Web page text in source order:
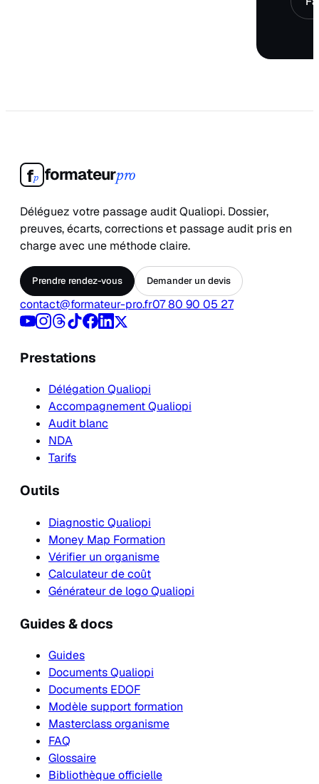
fp formateurpro
Déléguez votre passage audit Qualiopi. Dossier,
preuves, écarts, corrections et passage audit pris en
charge avec une méthode claire.
Prendre rendez-vous Demander un devis
contact@formateur-pro.fr07 80 90 05 27
Prestations
Délégation Qualiopi
Accompagnement Qualiopi
Audit blanc
NDA
Tarifs
Outils
Diagnostic Qualiopi
Money Map Formation
Vérifier un organisme
Calculateur de coût
Générateur de logo Qualiopi
Guides & docs
Guides
Documents Qualiopi
Documents EDOF
Modèle support formation
Masterclass organisme
FAQ
Glossaire
Bibliothèque officielle